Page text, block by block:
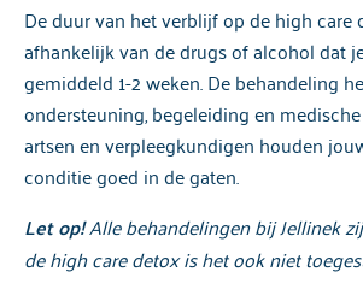
De duur van het verblijf op de high care
afhankelijk van de drugs of alcohol dat
gemiddeld 1-2 weken. De behandeling
ondersteuning, begeleiding en
artsen en verpleegkundigen houden
conditie goed in de gaten.​​
Let op!Alle behandelingen bij Jellinek
de high care detox is het ook niet